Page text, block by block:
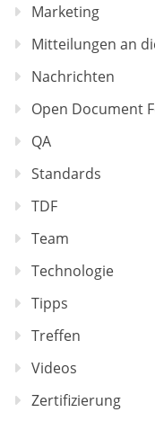
Marketing
Mitteilungen an
Nachrichten
Open Document
QA
Standards
TDF
Team
Technologie
Tipps
Treffen
Videos
Zertifizierung